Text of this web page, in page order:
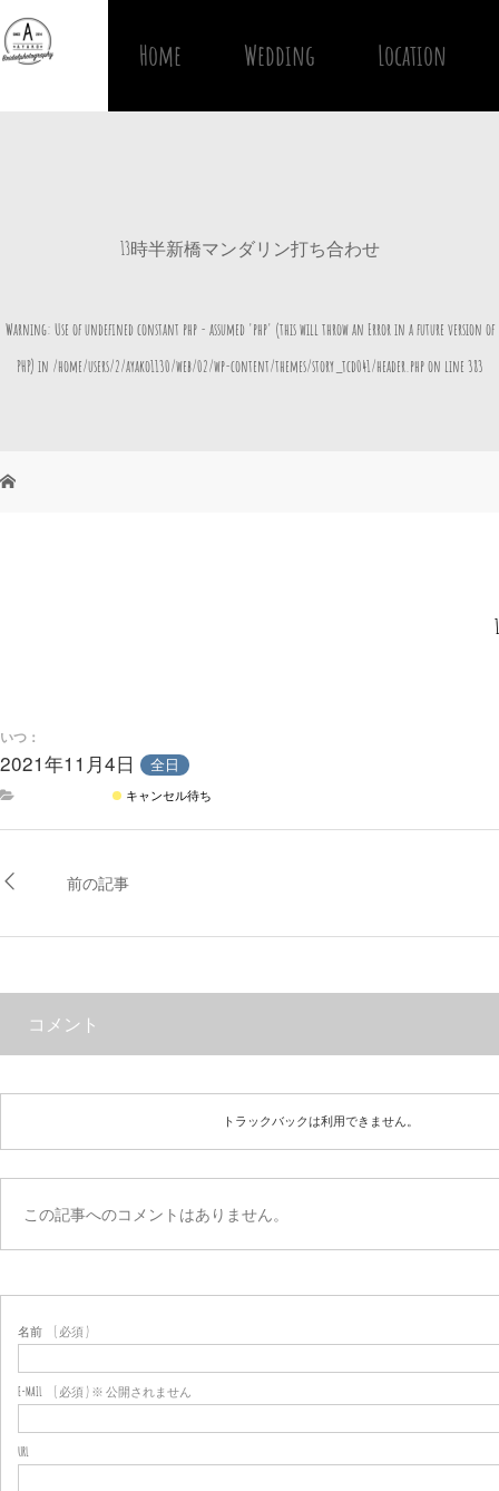
Home Wedding Location
13時半新橋マンダリン打ち合わせ
Warning: Use of undefined constant php - assumed 'php' (this will throw an Error in a future version of
PHP) in /home/users/2/ayako1130/web/02/wp-content/themes/story_tcd041/header.phpon line 383
いつ：
2021年11月4日 全日
キャンセル待ち
前の記事
コメント
トラックバックは利用できません。
この記事へのコメントはありません。
名前 ( 必須 )
E-MAIL ( 必須 ) ※ 公開されません
URL